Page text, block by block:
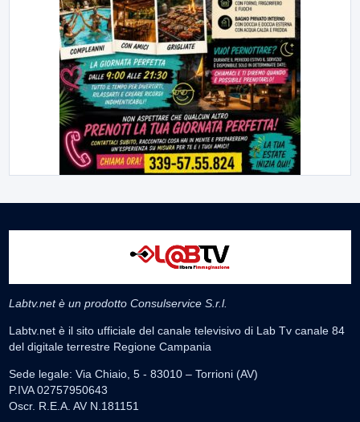
Labtv.net è un prodotto Consulservice S.r.l.
Labtv.net è il sito ufficiale del canale televisivo di Lab Tv canale 84
del digitale terrestre Regione Campania
Sede legale: Via Chiaio, 5 - 83010 – Torrioni (AV)
P.IVA 02757950643
Oscr. R.E.A. AV N.181151